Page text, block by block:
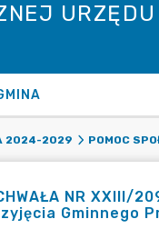
URZĘDU
2024-2029 POMOC
NR XXIII/
Gminnego